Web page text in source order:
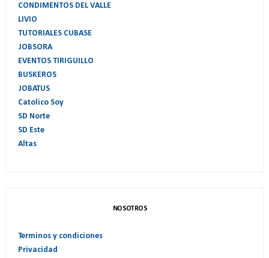
CONDIMENTOS DEL VALLE
LIVIO
TUTORIALES CUBASE
JOBSORA
EVENTOS TIRIGUILLO
BUSKEROS
JOBATUS
Catolico Soy
SD Norte
SD Este
Altas
NOSOTROS
Terminos y condiciones
Privacidad